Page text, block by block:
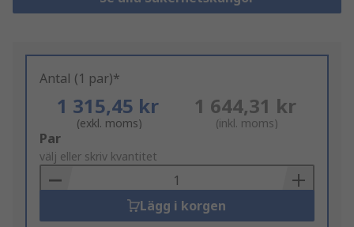
Antal (1 par)*
1 315,45 kr
(exkl. moms)
1 644,31 kr
(inkl. moms)
Add
to
Basket
Par
välj eller skriv kvantitet
Lägg i korgen